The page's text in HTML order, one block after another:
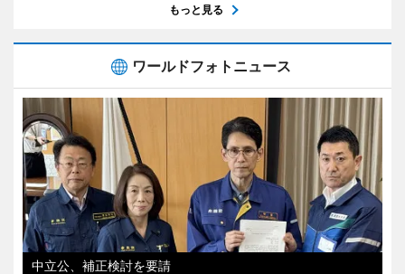
もっと見る
ワールドフォトニュース
中立公、補正検討を要請